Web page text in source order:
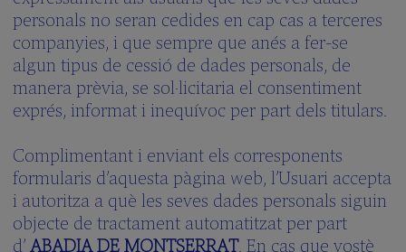
personals no seran cedides en cap cas a terceres
companyies, i que sempre que anés a fer-se
algun tipus de cessió de dades personals, de
manera prèvia, se sol·licitaria el consentiment
exprés, informat i inequívoc per part dels titulars.
Complimentant i enviant els corresponents
formularis d’aquesta pàgina web, l’Usuari accepta
i autoritza a què les seves dades personals siguin
objecte de tractament automatitzat per part
d’ABADIA DE MONTSERRAT. En cas que vostè